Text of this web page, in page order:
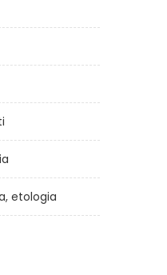
le notti
etologia